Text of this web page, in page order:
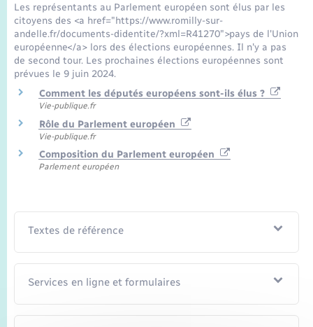
Seniors
Transports
Voirie et espace public
Les représentants au Parlement européen sont élus par les
citoyens des <a href="https://www.romilly-sur-
andelle.fr/documents-didentite/?xml=R41270">pays de l'Union
européenne</a> lors des élections européennes. Il n'y a pas
de second tour. Les prochaines élections européennes sont
prévues le 9 juin 2024.
Comment les députés européens sont-ils élus ?
Vie-publique.fr
Rôle du Parlement européen
Vie-publique.fr
Composition du Parlement européen
Parlement européen
Textes de référence
Services en ligne et formulaires